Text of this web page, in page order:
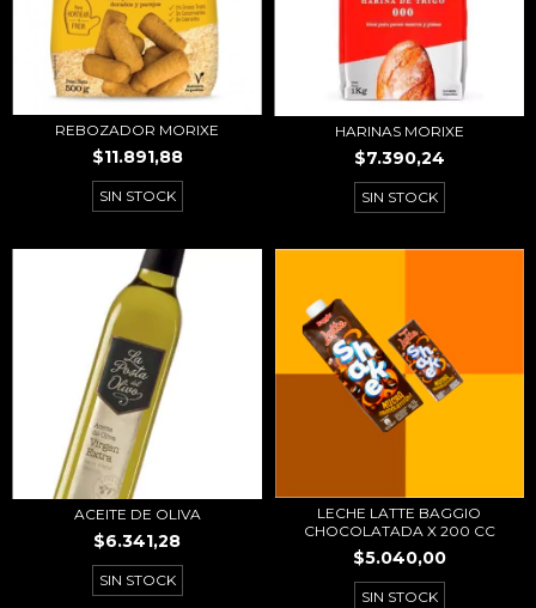
REBOZADOR MORIXE
$11.891,88
SIN STOCK
HARINAS MORIXE
$7.390,24
SIN STOCK
ACEITE DE OLIVA
$6.341,28
SIN STOCK
LECHE LATTE BAGGIO
CHOCOLATADA X 200 CC
$5.040,00
SIN STOCK